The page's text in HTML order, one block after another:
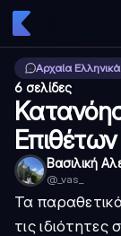
Αρχαία Ελληνικά
6 σελίδες
Βασιλική
@ _vas_
Τα
τις ιδιότητες